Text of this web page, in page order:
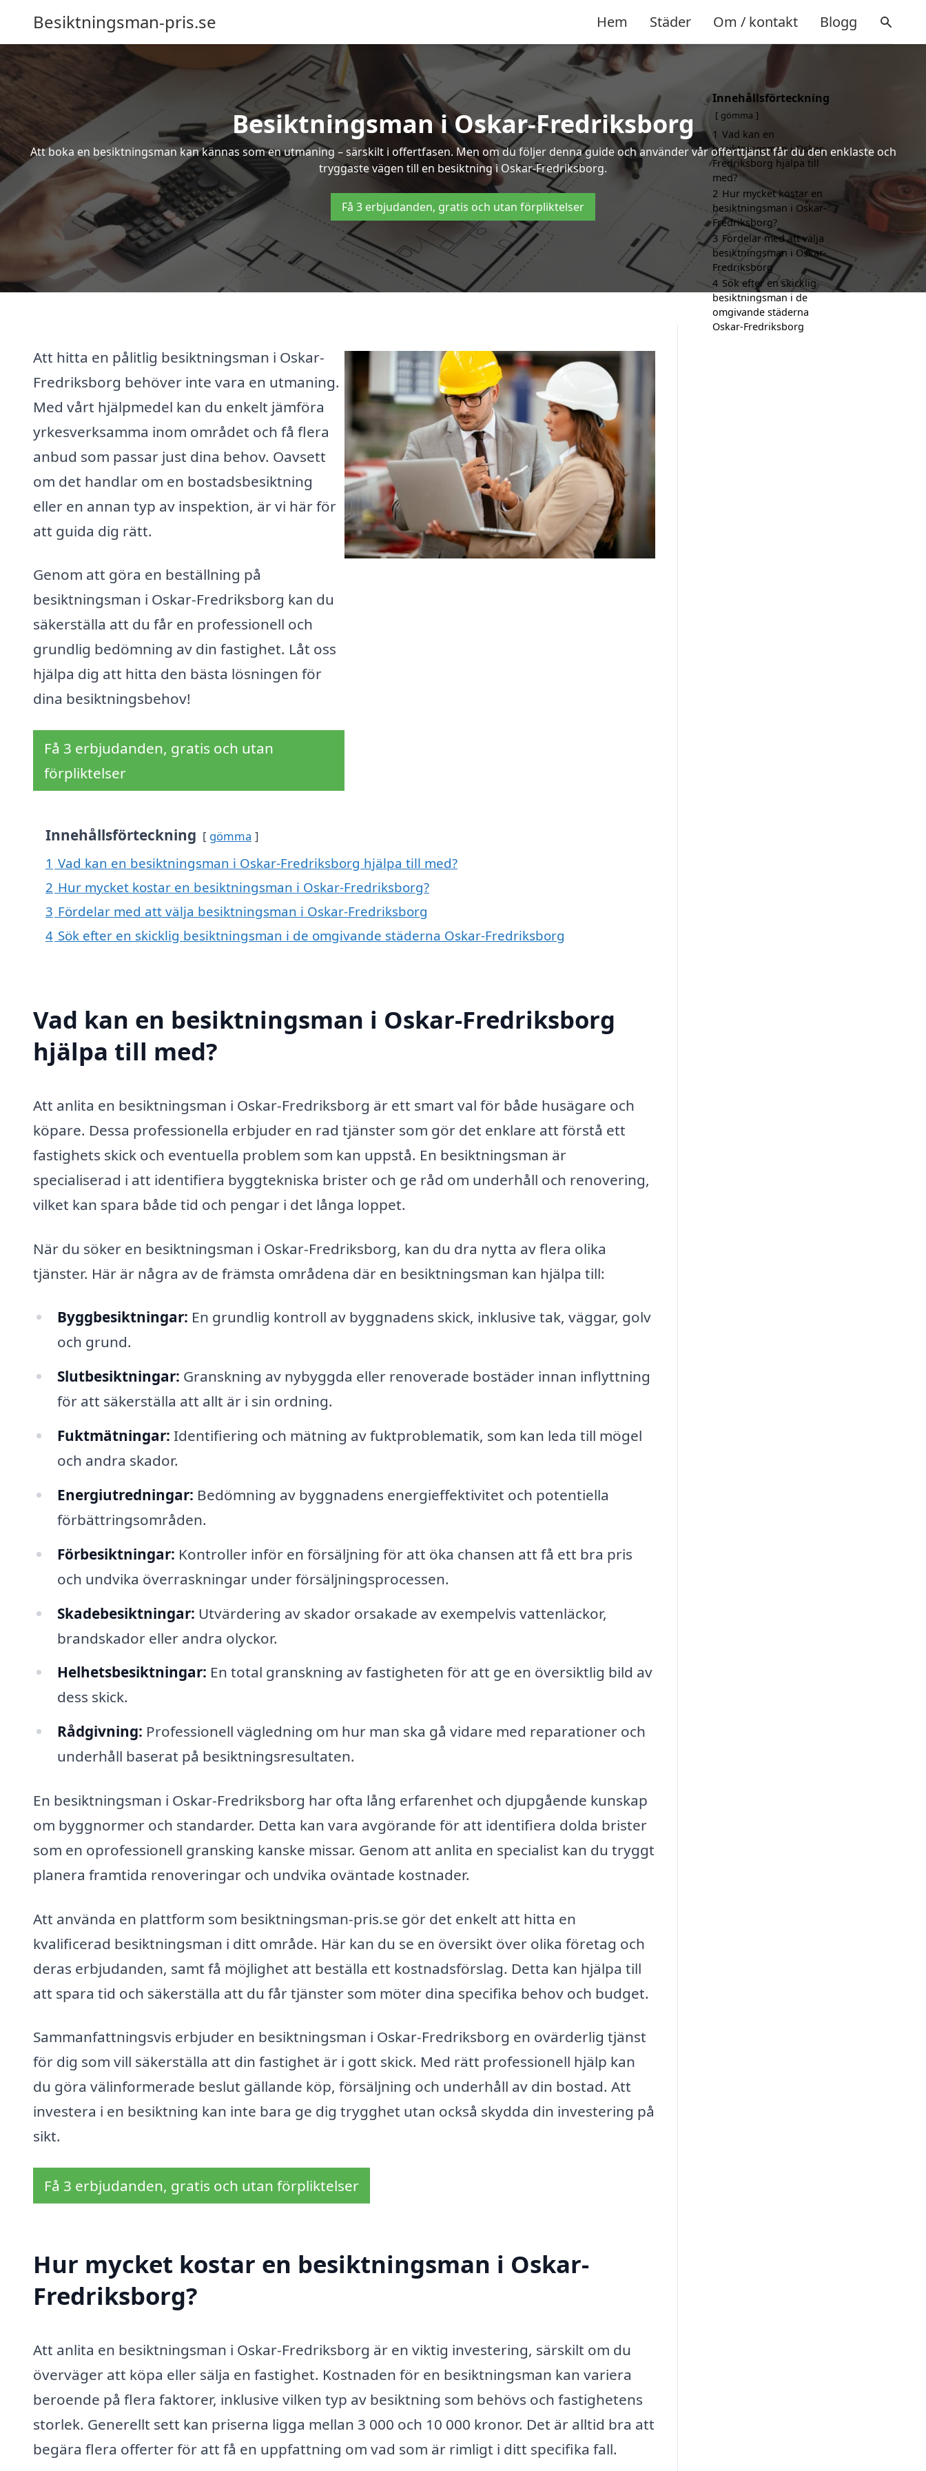
Besiktningsman-pris.se Hem Städer Om / kontakt Blogg
Besiktningsman i Oskar-Fredriksborg
Att boka en besiktningsman kan kännas som en utmaning – särskilt i offertfasen. Men om du följer denna guide och använder vår offerttjänst får du den enklaste och
tryggaste vägen till en besiktning i Oskar-Fredriksborg.
Få 3 erbjudanden, gratis och utan förpliktelser
Att hitta en pålitlig besiktningsman i Oskar-
Fredriksborg behöver inte vara en utmaning.
Med vårt hjälpmedel kan du enkelt jämföra
yrkesverksamma inom området och få flera
anbud som passar just dina behov. Oavsett
om det handlar om en bostadsbesiktning
eller en annan typ av inspektion, är vi här för
att guida dig rätt.
Genom att göra en beställning på
besiktningsman i Oskar-Fredriksborg kan du
säkerställa att du får en professionell och
grundlig bedömning av din fastighet. Låt oss
hjälpa dig att hitta den bästa lösningen för
dina besiktningsbehov!
Få 3 erbjudanden, gratis och utan
förpliktelser
Innehållsförteckning gömma
1 Vad kan en besiktningsman i Oskar-Fredriksborg hjälpa till med?
2 Hur mycket kostar en besiktningsman i Oskar-Fredriksborg?
3 Fördelar med att välja besiktningsman i Oskar-Fredriksborg
4 Sök efter en skicklig besiktningsman i de omgivande städerna Oskar-Fredriksborg
Vad kan en besiktningsman i Oskar-Fredriksborg
hjälpa till med?
Att anlita en besiktningsman i Oskar-Fredriksborg är ett smart val för både husägare och
köpare. Dessa professionella erbjuder en rad tjänster som gör det enklare att förstå ett
fastighets skick och eventuella problem som kan uppstå. En besiktningsman är
specialiserad i att identifiera byggtekniska brister och ge råd om underhåll och renovering,
vilket kan spara både tid och pengar i det långa loppet.
När du söker en besiktningsman i Oskar-Fredriksborg, kan du dra nytta av flera olika
tjänster. Här är några av de främsta områdena där en besiktningsman kan hjälpa till:
Byggbesiktningar: En grundlig kontroll av byggnadens skick, inklusive tak, väggar, golv
och grund.
Slutbesiktningar: Granskning av nybyggda eller renoverade bostäder innan inflyttning
för att säkerställa att allt är i sin ordning.
Fuktmätningar: Identifiering och mätning av fuktproblematik, som kan leda till mögel
och andra skador.
Energiutredningar: Bedömning av byggnadens energieffektivitet och potentiella
förbättringsområden.
Förbesiktningar: Kontroller inför en försäljning för att öka chansen att få ett bra pris
och undvika överraskningar under försäljningsprocessen.
Skadebesiktningar: Utvärdering av skador orsakade av exempelvis vattenläckor,
brandskador eller andra olyckor.
Helhetsbesiktningar: En total granskning av fastigheten för att ge en översiktlig bild av
dess skick.
Rådgivning: Professionell vägledning om hur man ska gå vidare med reparationer och
underhåll baserat på besiktningsresultaten.
En besiktningsman i Oskar-Fredriksborg har ofta lång erfarenhet och djupgående kunskap
om byggnormer och standarder. Detta kan vara avgörande för att identifiera dolda brister
som en oprofessionell gransking kanske missar. Genom att anlita en specialist kan du tryggt
planera framtida renoveringar och undvika oväntade kostnader.
Att använda en plattform som besiktningsman-pris.se gör det enkelt att hitta en
kvalificerad besiktningsman i ditt område. Här kan du se en översikt över olika företag och
deras erbjudanden, samt få möjlighet att beställa ett kostnadsförslag. Detta kan hjälpa till
att spara tid och säkerställa att du får tjänster som möter dina specifika behov och budget.
Sammanfattningsvis erbjuder en besiktningsman i Oskar-Fredriksborg en ovärderlig tjänst
för dig som vill säkerställa att din fastighet är i gott skick. Med rätt professionell hjälp kan
du göra välinformerade beslut gällande köp, försäljning och underhåll av din bostad. Att
investera i en besiktning kan inte bara ge dig trygghet utan också skydda din investering på
sikt.
Få 3 erbjudanden, gratis och utan förpliktelser
Hur mycket kostar en besiktningsman i Oskar-
Fredriksborg?
Att anlita en besiktningsman i Oskar-Fredriksborg är en viktig investering, särskilt om du
överväger att köpa eller sälja en fastighet. Kostnaden för en besiktningsman kan variera
beroende på flera faktorer, inklusive vilken typ av besiktning som behövs och fastighetens
storlek. Generellt sett kan priserna ligga mellan 3 000 och 10 000 kronor. Det är alltid bra att
begära flera offerter för att få en uppfattning om vad som är rimligt i ditt specifika fall.
Innehållsförteckning
gömma
1 Vad kan en
besiktningsman i Oskar-
Fredriksborg hjälpa till
med?
2 Hur mycket kostar en
besiktningsman i Oskar-
Fredriksborg?
3 Fördelar med att välja
besiktningsman i Oskar-
Fredriksborg
4 Sök efter en skicklig
besiktningsman i de
omgivande städerna
Oskar-Fredriksborg